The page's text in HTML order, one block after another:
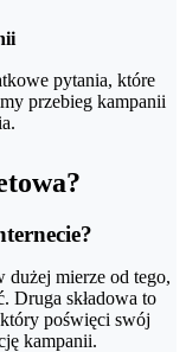
pytania, które
przebieg kampanii
dużej mierze od tego,
Druga składowa to
poświęci swój
kampanii.